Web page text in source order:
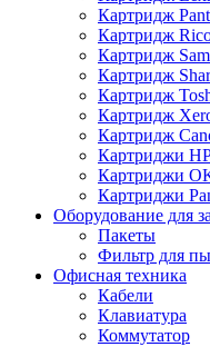
Картридж
Картридж
Картридж
Картридж
Картридж
Картридж
Картридж
Картриджи
Картриджи
Картриджи
Оборудование для
Пакеты
Фильтр для
Офисная техника
Кабели
Клавиатура
Коммутатор